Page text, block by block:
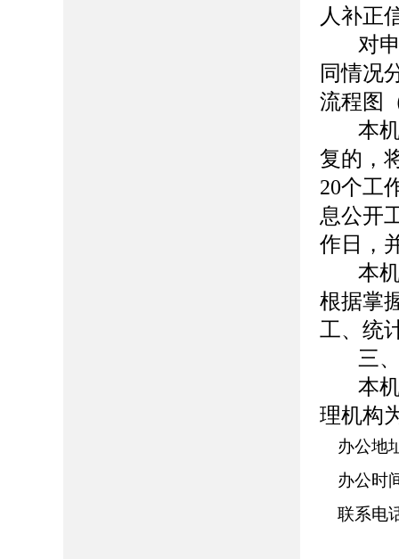
人补正
对
同情况
流程图
本
复的，
20个工
息公开
作日，
本
根据掌
工、统
三
本
理机构
办公地
办公时
联系电